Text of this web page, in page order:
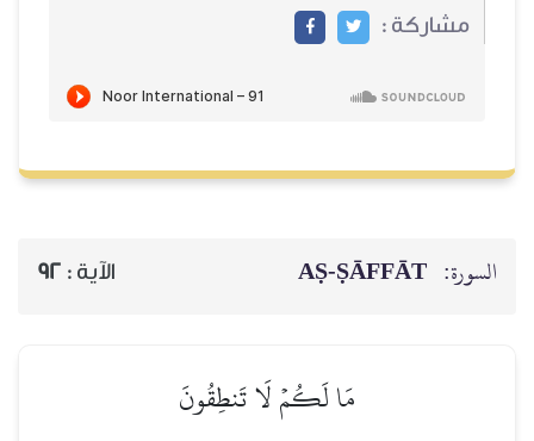
مشاركة :
السورة: AṢ-ṢĀFFĀT الآية : 92
مَا لَكُمۡ لَا تَنطِقُونَ